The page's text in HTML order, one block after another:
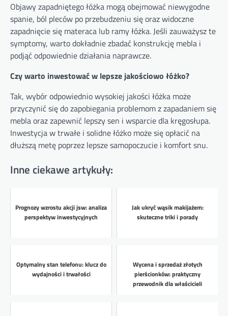
Objawy zapadniętego łóżka mogą obejmować niewygodne
spanie, ból pleców po przebudzeniu się oraz widoczne
zapadnięcie się materaca lub ramy łóżka. Jeśli zauważysz te
symptomy, warto dokładnie zbadać konstrukcję mebla i
podjąć odpowiednie działania naprawcze.
Czy warto inwestować w lepsze jakościowo łóżko?
Tak, wybór odpowiednio wysokiej jakości łóżka może
przyczynić się do zapobiegania problemom z zapadaniem się
mebla oraz zapewnić lepszy sen i wsparcie dla kręgosłupa.
Inwestycja w trwałe i solidne łóżko może się opłacić na
dłuższą metę poprzez lepsze samopoczucie i komfort snu.
Inne ciekawe artykuły:
Prognozy wzrostu akcji jsw: analiza
perspektyw inwestycyjnych
Jak ukryć wąsik makijażem:
skuteczne triki i porady
Optymalny stan telefonu: klucz do
wydajności i trwałości
Wycena i sprzedaż złotych
pierścionków: praktyczny
przewodnik dla właścicieli